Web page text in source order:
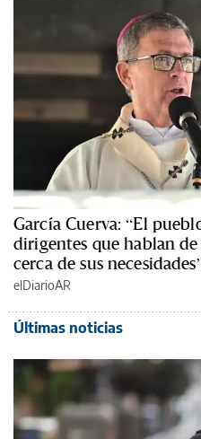
García Cuerva: “El
dirigentes que hablan
cerca de sus
elDiarioAR
Últimas noticias